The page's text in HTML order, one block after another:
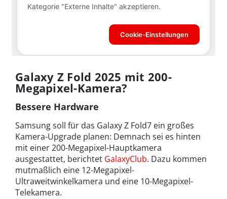
Galaxy Z Fold 2025 mit 200-
Megapixel-Kamera?
Bessere Hardware
Samsung soll für das Galaxy Z Fold7 ein großes
Kamera-Upgrade planen: Demnach sei es hinten
mit einer 200-Megapixel-Hauptkamera
ausgestattet, berichtet GalaxyClub. Dazu kommen
mutmaßlich eine 12-Megapixel-
Ultraweitwinkelkamera und eine 10-Megapixel-
Telekamera.